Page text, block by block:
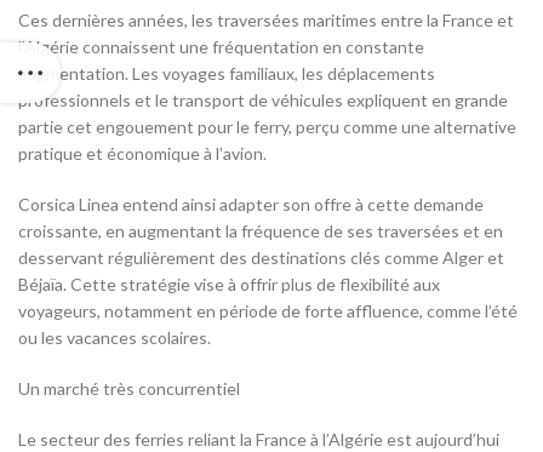
Ces dernières années, les traversées maritimes entre la France et
l’Algérie connaissent une fréquentation en constante
augmentation. Les voyages familiaux, les déplacements
professionnels et le transport de véhicules expliquent en grande
partie cet engouement pour le ferry, perçu comme une alternative
pratique et économique à l’avion.
Corsica Linea entend ainsi adapter son offre à cette demande
croissante, en augmentant la fréquence de ses traversées et en
desservant régulièrement des destinations clés comme Alger et
Béjaïa. Cette stratégie vise à offrir plus de flexibilité aux
voyageurs, notamment en période de forte affluence, comme l’été
ou les vacances scolaires.
Un marché très concurrentiel
Le secteur des ferries reliant la France à l’Algérie est aujourd’hui